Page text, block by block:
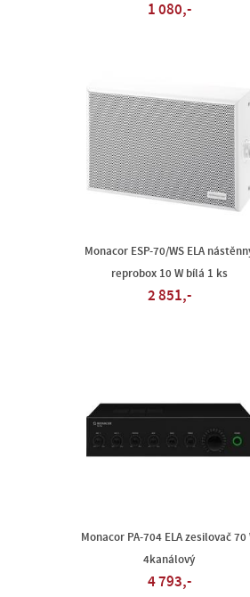
1 080,-
Monacor ESP-70/WS ELA
reprobox 10 W bílá 1 ks
2 851,-
Monacor PA-704 ELA zesilovač 70
4kanálový
4 793,-